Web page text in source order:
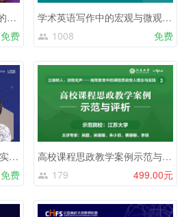
【K12】走出英语语音教学的困境
免费
学术英语写作中的宏观与微观视角设计
1008
免费
高校外语课程思政的理念和实施建议
免费
高校课程思政教学案例示范与评析——江苏大学
179
499.00元